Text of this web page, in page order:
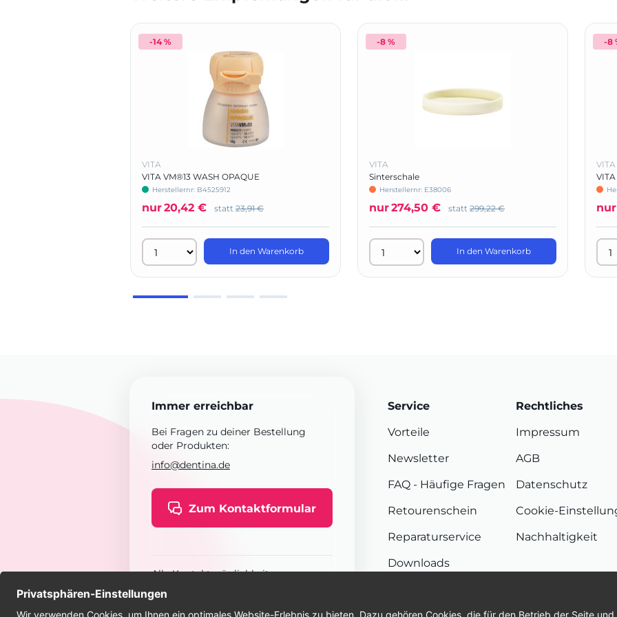
-14 %
VITA
VITA VM®13 WASH OPAQUE
Herstellernr: B4525912
nur20,42 € statt 23,91 €
In den Warenkorb
-8 %
VITA
Sinterschale
Herstellernr: E38006
nur274,50 € statt 299,22 €
In den Warenkorb
-8
VITA
nur
Immer erreichbar
Bei Fragen zu deiner Bestellung
oder Produkten:
info@dentina.de
Zum Kontaktformular
Alle Kontaktmöglichkeiten
Service
Vorteile
Newsletter
FAQ - Häufige Fragen
Retourenschein
Reparaturservice
Downloads
Rechtliches
Impressum
AGB
Datenschutz
Cookie-
Nachhaltigkeit